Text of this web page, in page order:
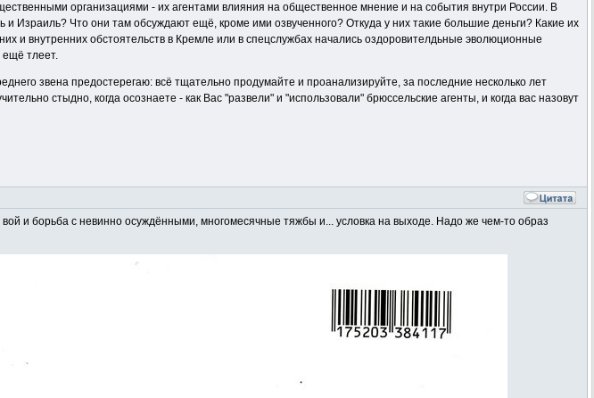
организациями - их агентами влияния на общественное мнение и на события внутри России. В
Израиль? Что они там обсуждают ещё, кроме ими озвученного? Откуда у них такие большие деньги? Какие их
и внутренних обстоятельств в Кремле или в спецслужбах начались оздоровителдьные эволюционные
ещё тлеет.
звена предостерегаю: всё тщательно продумайте и проанализируйте, за последние несколько лет
стыдно, когда осознаете - как Вас "развели" и "использовали" брюссельские агенты, и когда вас назовут
и борьба с невинно осуждёнными, многомесячные тяжбы и... условка на выходе. Надо же чем-то образ